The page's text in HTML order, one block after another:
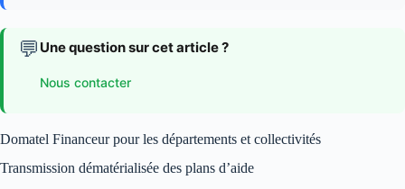
💬 Une question sur cet article ?
Nous contacter
Domatel Financeur pour les départements et collectivités
Transmission dématérialisée des plans d’aide